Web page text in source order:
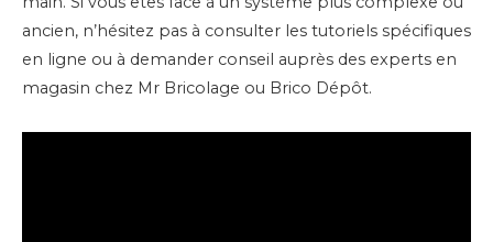
ancien, n’hésitez pas à consulter les tutoriels spécifiques
en ligne ou à demander conseil auprès des experts en
magasin chez Mr Bricolage ou Brico Dépôt.